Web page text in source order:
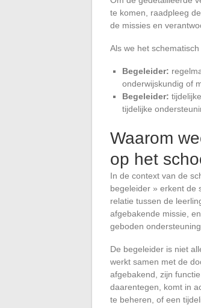
te komen, raadpleeg
de missies en
Als we het
Begeleider:
onderwijskundig of
Begeleider:
tijdelijke
Waarom
op het
In de context van de
begeleider » erkent de
relatie tussen de
afgebakende missie,
geboden ondersteuning.
De begeleider is niet
werkt samen met de
afgebakend, zijn
daarentegen, komt in
te beheren, of een